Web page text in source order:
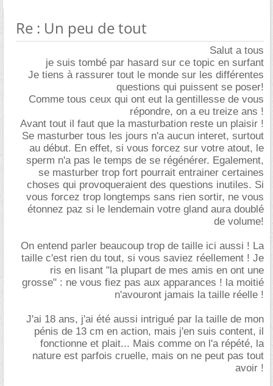
Re : Un peu de tout
Salut a tous
je suis tombé par hasard sur ce topic en surfant
Je tiens à rassurer tout le monde sur les différentes
questions qui puissent se poser!
Comme tous ceux qui ont eut la gentillesse de vous
répondre, on a eu treize ans !
Avant tout il faut que la masturbation reste un plaisir !
Se masturber tous les jours n'a aucun interet, surtout
au début. En effet, si vous forcez sur votre atout, le
sperm n'a pas le temps de se régénérer. Egalement,
se masturber trop fort pourrait entrainer certaines
choses qui provoqueraient des questions inutiles. Si
vous forcez trop longtemps sans rien sortir, ne vous
étonnez paz si le lendemain votre gland aura doublé
de volume!
On entend parler beaucoup trop de taille ici aussi ! La
taille c'est rien du tout, si vous saviez réellement ! Je
ris en lisant "la plupart de mes amis en ont une
grosse" : ne vous fiez pas aux apparances ! la moitié
n'avouront jamais la taille réelle !
J'ai 18 ans, j'ai été aussi intrigué par la taille de mon
pénis de 13 cm en action, mais j'en suis content, il
fonctionne et plait... Mais comme on l'a répété, la
nature est parfois cruelle, mais on ne peut pas tout
avoir !